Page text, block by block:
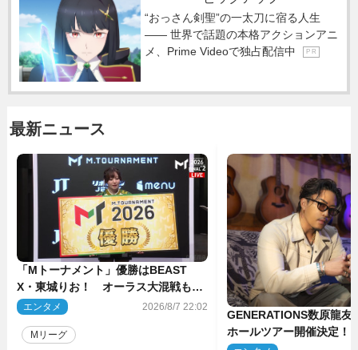
“おっさん剣聖”の一太刀に宿る人生
―― 世界で話題の本格アクションアニ
メ、Prime Videoで独占配信中
P R
最新ニュース
「Mトーナメント」優勝はBEAST
X・東城りお！ オーラス大混戦も最
後は自ら和了って幕引き
エンタメ 2026/8/7 22:02
Mリーグ
GENERATIONS数原龍友
ホールツアー開催決定